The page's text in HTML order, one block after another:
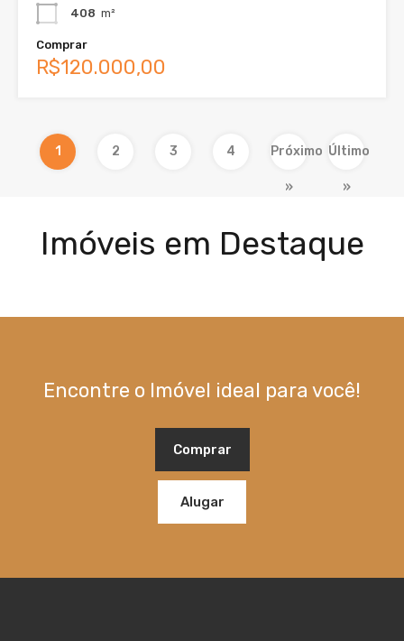
408 m²
Comprar
R$120.000,00
1 2 3 4 Próximo
»
Último
»
Imóveis em Destaque
Encontre o Imóvel ideal para você!
Comprar
Alugar